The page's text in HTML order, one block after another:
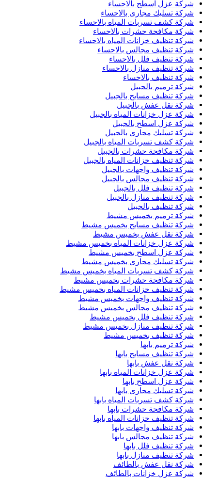
شركة عزل اسطح بالاحساء
شركة تسليك مجارى بالاحساء
شركة كشف تسربات المياه بالاحساء
شركة مكافحة حشرات بالاحساء
شركة تنظيف خزانات المياه بالاحساء
شركة تنظيف مجالس بالاحساء
شركة تنظيف فلل بالاحساء
شركة تنظيف منازل بالاحساء
شركة تنظيف بالاحساء
شركة ترميم بالجبيل
شركة تنظيف مسابح بالجبيل
شركة نقل عفش بالجبيل
شركة عزل خزانات المياه بالجبيل
شركة عزل اسطح بالجبيل
شركة تسليك مجارى بالجبيل
شركة كشف تسربات المياه بالجبيل
شركة مكافحة حشرات بالجبيل
شركة تنظيف خزانات المياه بالجبيل
شركة تنظيف واجهات بالجبيل
شركة تنظيف مجالس بالجبيل
شركة تنظيف فلل بالجبيل
شركة تنظيف منازل بالجبيل
شركة تنظيف بالجبيل
شركة ترميم بخميس مشيط
شركة تنظيف مسابح بخميس مشيط
شركة نقل عفش بخميس مشيط
شركة عزل خزانات المياه بخميس مشيط
شركة عزل اسطح بخميس مشيط
شركة تسليك مجارى بخميس مشيط
شركة كشف تسربات المياه بخميس مشيط
شركة مكافحة حشرات بخميس مشيط
شركة تنظيف خزانات المياه بخميس مشيط
شركة تنظيف واجهات بخميس مشيط
شركة تنظيف مجالس بخميس مشيط
شركة تنظيف فلل بخميس مشيط
شركة تنظيف منازل بخميس مشيط
شركة تنظيف بخميس مشيط
شركة ترميم بابها
شركة تنظيف مسابح بابها
شركة نقل عفش بابها
شركة عزل خزانات المياه بابها
شركة عزل اسطح بابها
شركة تسليك مجارى بابها
شركة كشف تسربات المياه بابها
شركة مكافحة حشرات بابها
شركة تنظيف خزانات المياه بابها
شركة تنظيف واجهات بابها
شركة تنظيف مجالس بابها
شركة تنظيف فلل بابها
شركة تنظيف منازل بابها
شركة نقل عفش بالطائف
شركة عزل خزانات بالطائف